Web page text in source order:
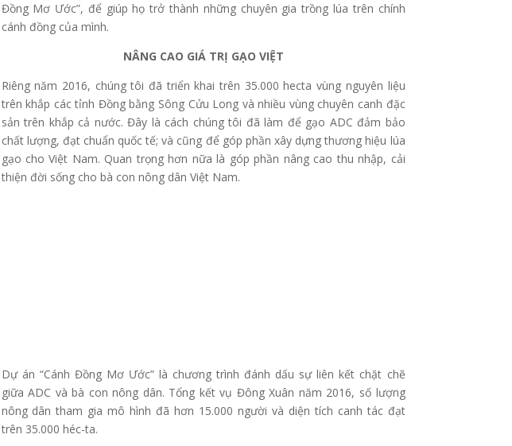
Đồng Mơ Ước”, để giúp họ trở thành những chuyên gia trồng lúa trên chính
cánh đồng của mình.
NÂNG CAO GIÁ TRỊ GẠO VIỆT
Riêng năm 2016, chúng tôi đã triển khai trên 35.000 hecta vùng nguyên liệu
trên khắp các tỉnh Đồng bằng Sông Cửu Long và nhiều vùng chuyên canh đặc
sản trên khắp cả nước. Đây là cách chúng tôi đã làm để gạo ADC đảm bảo
chất lượng, đạt chuẩn quốc tế; và cũng để góp phần xây dựng thương hiệu lúa
gạo cho Việt Nam. Quan trọng hơn nữa là góp phần nâng cao thu nhập, cải
thiện đời sống cho bà con nông dân Việt Nam.
Dự án “Cánh Đồng Mơ Ước” là chương trình đánh dấu sự liên kết chặt chẽ
giữa ADC và bà con nông dân. Tổng kết vụ Đông Xuân năm 2016, số lượng
nông dân tham gia mô hình đã hơn 15.000 người và diện tích canh tác đạt
trên 35.000 héc-ta.